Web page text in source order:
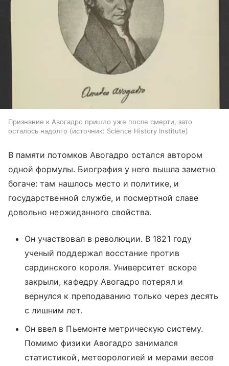
Признание к Авогадро пришло уже после смерти, зато
осталось надолго
источник: Science History Institute
В памяти потомков Авогадро остался автором
одной формулы. Биография у него вышла заметно
богаче: там нашлось место и политике, и
государственной службе, и посмертной славе
довольно неожиданного свойства.
Он участвовал в революции. В 1821 году
ученый поддержал восстание против
сардинского короля. Университет вскоре
закрыли, кафедру Авогадро потерял и
вернулся к преподаванию только через десять
с лишним лет.
Он ввел в Пьемонте метрическую систему.
Помимо физики Авогадро занимался
статистикой, метеорологией и мерами весов